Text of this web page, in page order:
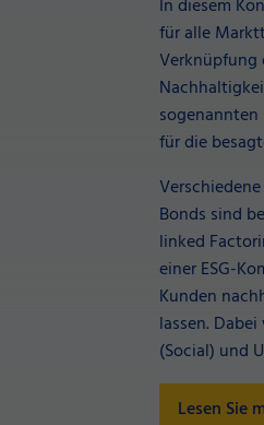
In diesem
für alle
für die
Bonds sind
linked
einer ESG-
Kunden
lassen.
(Social) und
Lesen Sie